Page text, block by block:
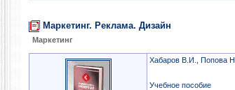
Маркетинг. Реклама. Дизайн
Маркетинг
Хабаров В.И., Попова
Учебное пособие